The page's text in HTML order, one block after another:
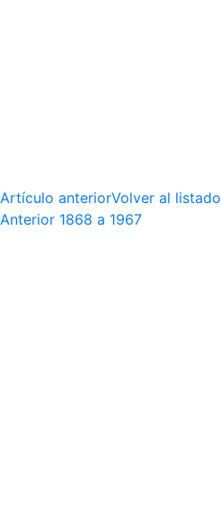
Artículo anteriorVolver al listado
Anterior 1868 a 1967